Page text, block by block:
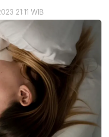
21:11 WIB